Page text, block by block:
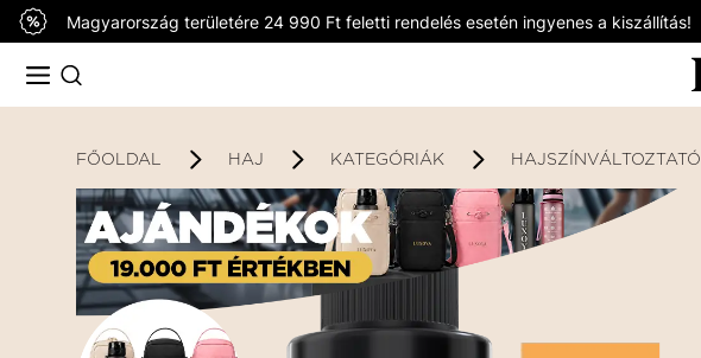
Magyarország területére 24 990 Ft feletti rendelés esetén ingyenes a kiszállítás!
FŐOLDAL HAJ KATEGÓRIÁK